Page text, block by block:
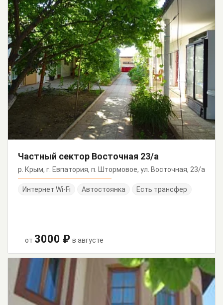
Частный сектор Восточная 23/а
р. Крым, г. Евпатория, п. Штормовое, ул. Восточная, 23/а
Интернет Wi-Fi Автостоянка Есть трансфер
от 3000 ₽ в августе